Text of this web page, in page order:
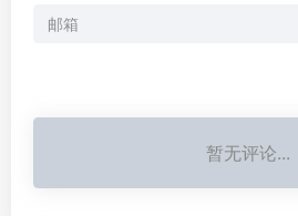
暂无评论...